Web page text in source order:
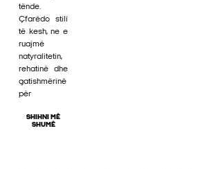
tënde.
Çfarëdo stili
të kesh, ne e
ruajmë
natyralitetin,
rehatinë dhe
gatishmërinë
për
SHIHNI MË
SHUMË